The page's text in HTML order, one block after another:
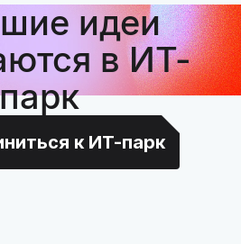
идеи
в ИТ-
к ИТ-парк